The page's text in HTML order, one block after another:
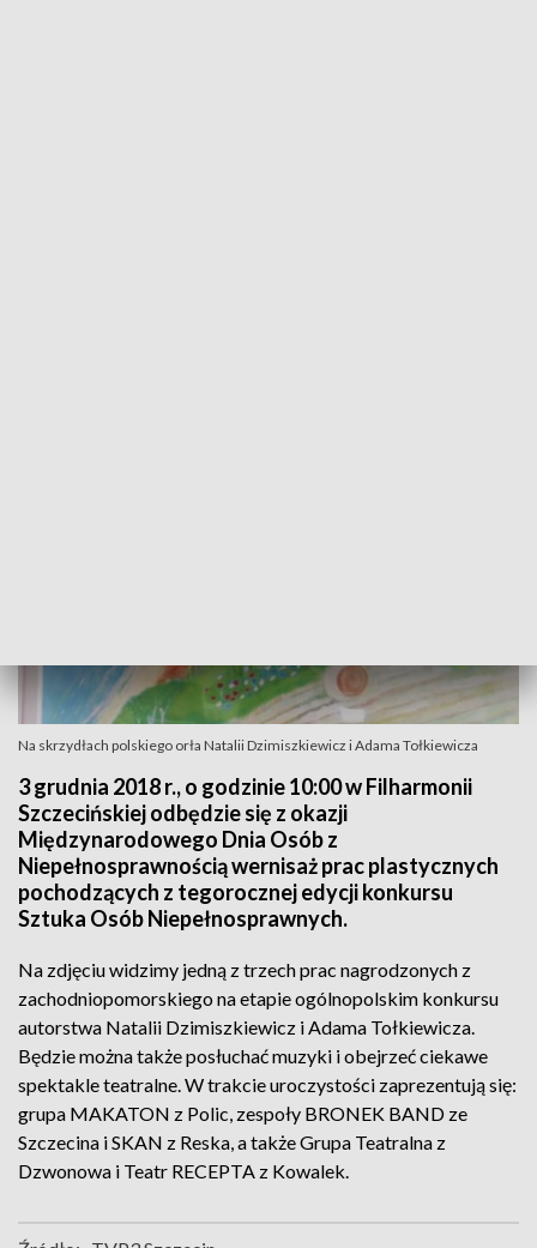
Na skrzydłach polskiego orła Natalii Dzimiszkiewicz i Adama Tołkiewicza
3 grudnia 2018 r., o godzinie 10:00 w Filharmonii
Szczecińskiej odbędzie się z okazji
Międzynarodowego Dnia Osób z
Niepełnosprawnością wernisaż prac plastycznych
pochodzących z tegorocznej edycji konkursu
Sztuka Osób Niepełnosprawnych.
Na zdjęciu widzimy jedną z trzech prac nagrodzonych z
zachodniopomorskiego na etapie ogólnopolskim konkursu
autorstwa Natalii Dzimiszkiewicz i Adama Tołkiewicza.
Będzie można także posłuchać muzyki i obejrzeć ciekawe
spektakle teatralne. W trakcie uroczystości zaprezentują się:
grupa MAKATON z Polic, zespoły BRONEK BAND ze
Szczecina i SKAN z Reska, a także Grupa Teatralna z
Dzwonowa i Teatr RECEPTA z Kowalek.